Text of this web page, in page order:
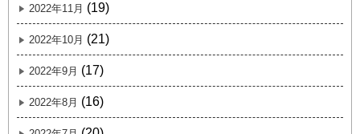
2022年11月 (19)
2022年10月 (21)
2022年9月 (17)
2022年8月 (16)